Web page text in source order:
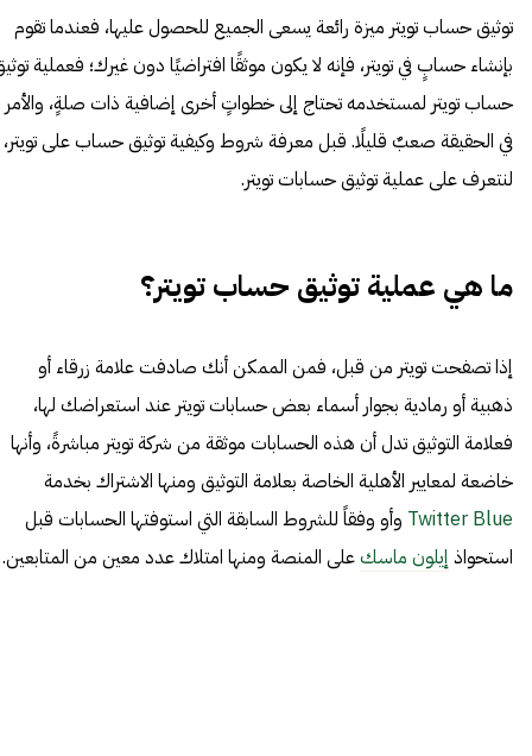
توثيق حساب تويتر ميزة رائعة يسعى الجميع للحصول عليها، فعندما تقوم
بإنشاء حسابٍ في تويتر، فإنه لا يكون موثقًا افتراضيًا دون غيرك؛ فعملية
حساب تويتر لمستخدمه تحتاج إلى خطواتٍ أخرى إضافية ذات صلةٍ، والأمر
في الحقيقة صعبٌ قليلًا. قبل معرفة شروط وكيفية توثيق حساب على تويتر،
لنتعرف على عملية توثيق حسابات تويتر.
ما هي عملية توثيق حساب تويتر؟
إذا تصفحت تويتر من قبل، فمن الممكن أنك صادفت علامة زرقاء أو
ذهبية أو رمادية بجوار أسماء بعض حسابات تويتر عند استعراضك لها،
فعلامة التوثيق تدل أن هذه الحسابات موثقة من شركة تويتر مباشرةً، وأنها
خاضعة لمعايير الأهلية الخاصة بعلامة التوثيق ومنها الاشتراك بخدمة
Twitter Blue وأو وفقاً للشروط السابقة التي استوفتها الحسابات قبل
استحواذ إيلون ماسكعلى المنصة ومنها امتلاك عدد معين من المتابعين.